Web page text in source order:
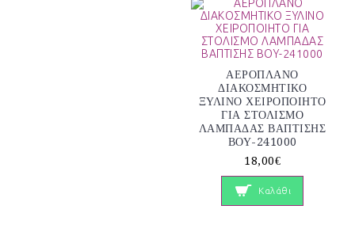
ΑΕΡΟΠΛΑΝΟ
ΔΙΑΚΟΣΜΗΤΙΚΟ
ΞΥΛΙΝΟ ΧΕΙΡΟΠΟΙΗΤΟ
ΓΙΑ ΣΤΟΛΙΣΜΟ
ΛΑΜΠΑΔΑΣ ΒΑΠΤΙΣΗΣ
ΒΟΥ-241000
18,00€
Καλάθι